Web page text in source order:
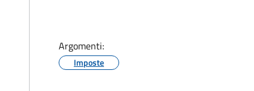
Argomenti:
Imposte